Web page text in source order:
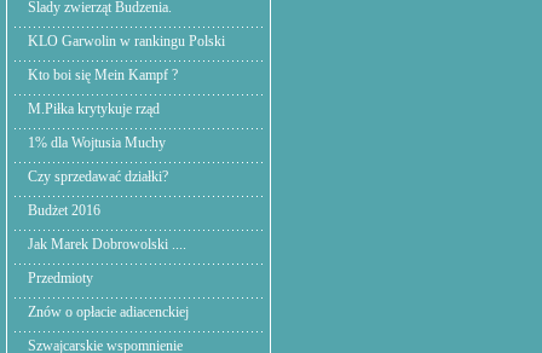
Ślady zwierząt Budzenia.
KLO Garwolin w rankingu Polski
Kto boi się Mein Kampf ?
M.Piłka krytykuje rząd
1% dla Wojtusia Muchy
Czy sprzedawać działki?
Budżet 2016
Jak Marek Dobrowolski ....
Przedmioty
Znów o opłacie adiacenckiej
Szwajcarskie wspomnienie